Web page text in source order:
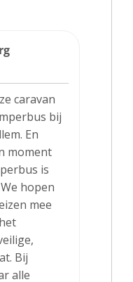
caravan
bij
En
moment
is
hopen
mee
Bij
alle